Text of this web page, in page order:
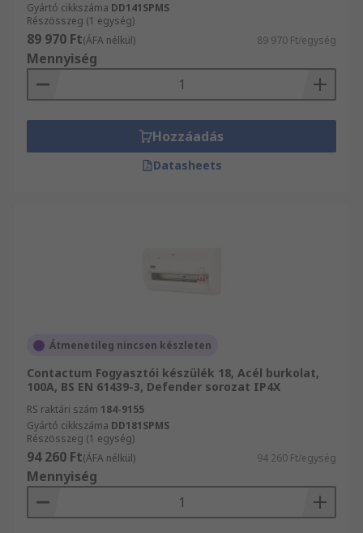
Gyártó cikkszáma DD141SPMS
Részösszeg (1 egység)
89 970 Ft(ÁFA nélkül) 89 970 Ft/egység
Mennyiség
Hozzáadás
Datasheets
Átmenetileg nincsen készleten
Contactum Fogyasztói készülék 18, Acél burkolat,
100A, BS EN 61439-3, Defender sorozat IP4X
RS raktári szám 184-9155
Gyártó cikkszáma DD181SPMS
Részösszeg (1 egység)
94 260 Ft(ÁFA nélkül) 94 260 Ft/egység
Mennyiség